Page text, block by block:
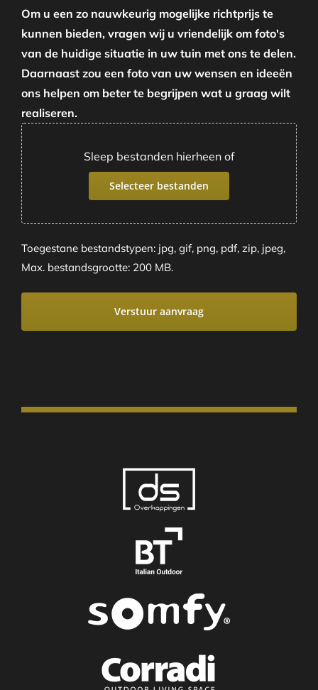
Om u een zo nauwkeurig mogelijke richtprijs te
kunnen bieden, vragen wij u vriendelijk om foto's
van de huidige situatie in uw tuin met ons te delen.
Daarnaast zou een foto van uw wensen en ideeën
ons helpen om beter te begrijpen wat u graag wilt
realiseren.
Sleep bestanden hierheen of
Selecteer bestanden
Toegestane bestandstypen: jpg, gif, png, pdf, zip, jpeg,
Max. bestandsgrootte: 200 MB.